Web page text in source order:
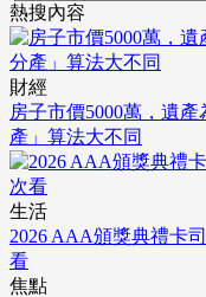
熱搜內容
財經
房子市價5000萬，遺
產」算法大不同
生活
2026 AAA頒獎典禮卡
看
焦點